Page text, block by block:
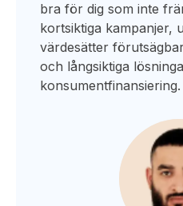
bra för dig som inte
kortsiktiga kampanjer,
värdesätter
och långsiktiga
konsumentfinansiering.